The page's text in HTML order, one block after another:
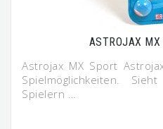
ASTROJAX MX
Astrojax MX Sport
Spielmöglichkeiten.
Spielern …